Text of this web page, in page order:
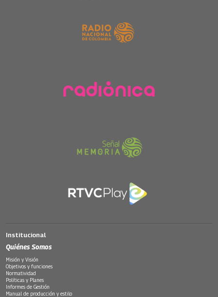
Institucional
Quiénes Somos
Misión y Visión
Objetivos y funciones
Normatividad
Políticas y Planes
Informes de Gestión
Manual de producción y estilo